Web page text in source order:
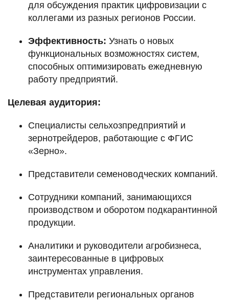
для обсуждения практик цифровизации с
коллегами из разных регионов России.
Эффективность: Узнать о новых
функциональных возможностях систем,
способных оптимизировать ежедневную
работу предприятий.
Целевая аудитория:
Специалисты сельхозпредприятий и
зернотрейдеров, работающие с ФГИС
«Зерно».
Представители семеноводческих компаний.
Сотрудники компаний, занимающихся
производством и оборотом подкарантинной
продукции.
Аналитики и руководители агробизнеса,
заинтересованные в цифровых
инструментах управления.
Представители региональных органов